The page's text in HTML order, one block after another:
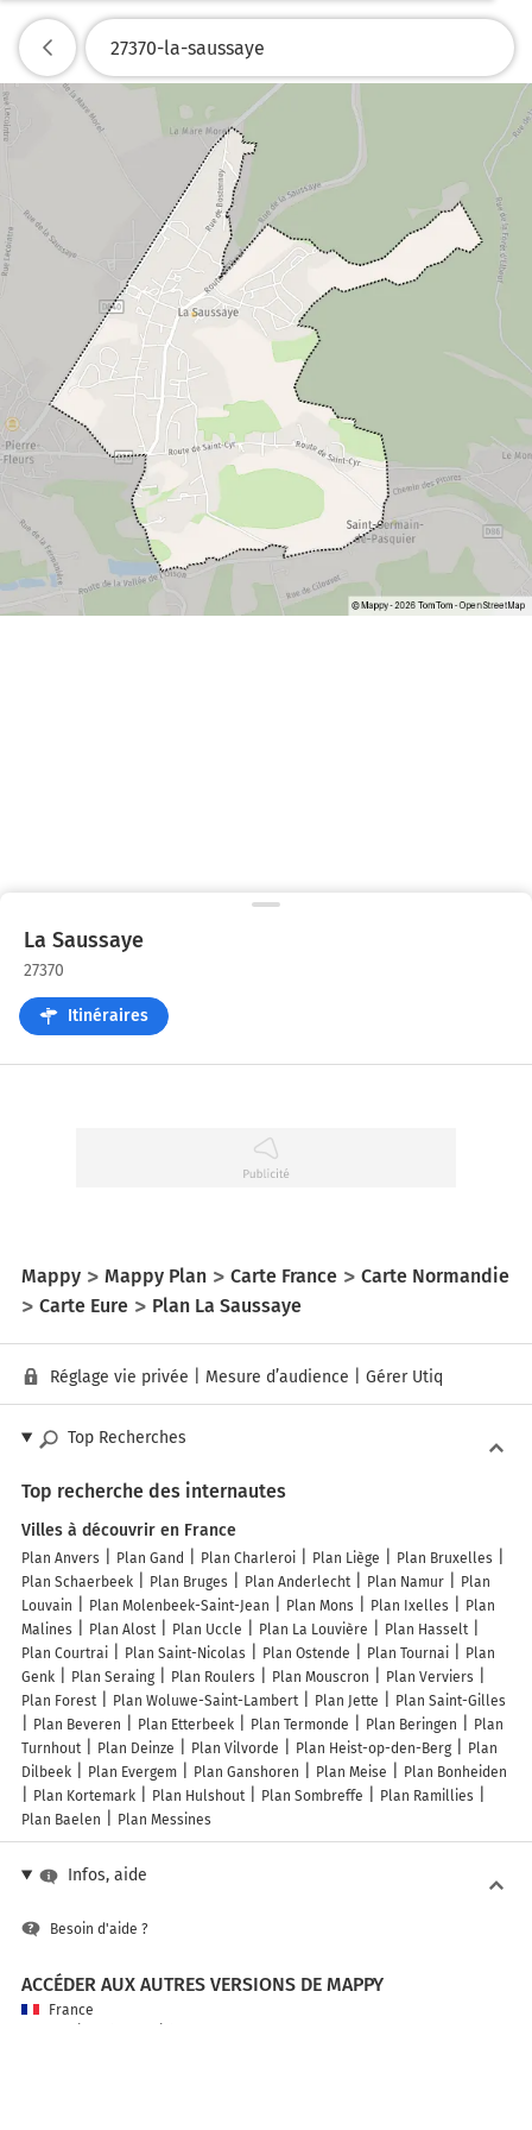
La Saussaye
27370
Itinéraires
Mappy Mappy Plan Carte France
Carte Normandie
Carte Eure
Plan La Saussaye
Réglage vie privée Mesure d’audience Gérer Utiq
Top Recherches
Top recherche des internautes
Villes à découvrir en France
Plan Anvers Plan Gand Plan Charleroi Plan Liège
Plan Bruxelles
Plan Schaerbeek
Plan Bruges Plan Anderlecht Plan Namur
Plan
Louvain
Plan Molenbeek-Saint-Jean Plan Mons Plan Ixelles
Plan
Malines
Plan Alost Plan Uccle Plan La Louvière
Plan Hasselt
Plan Courtrai
Plan Saint-Nicolas Plan Ostende Plan Tournai
Plan
Genk
Plan Seraing Plan Roulers Plan Mouscron
Plan Verviers
Plan Forest
Plan Woluwe-Saint-Lambert Plan Jette
Plan Saint-Gilles
Plan Beveren
Plan Etterbeek Plan Termonde Plan Beringen
Plan
Turnhout
Plan Deinze Plan Vilvorde Plan Heist-op-den-Berg
Plan
Dilbeek
Plan Evergem Plan Ganshoren Plan Meise
Plan Bonheiden
Plan Kortemark
Plan Hulshout Plan Sombreffe
Plan Ramillies
Plan Baelen
Plan Messines
Infos, aide
Besoin d'aide ?
ACCÉDER AUX AUTRES VERSIONS DE MAPPY
France